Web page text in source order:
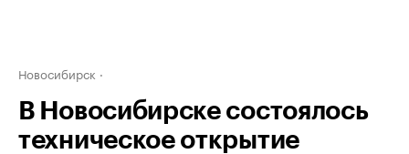
Новосибирск
В Новосибирске состоялось
техническое открытие